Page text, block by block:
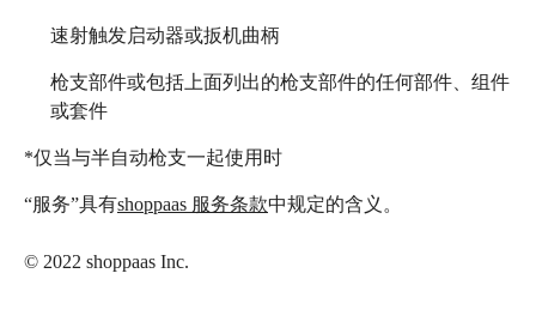
速射触发启动器或扳机曲柄
枪支部件或包括上面列出的枪支部件的任何部件、组件
或套件
*仅当与半自动枪支一起使用时
“服务”具有shoppaas 服务条款中规定的含义。
© 2022 shoppaas Inc.